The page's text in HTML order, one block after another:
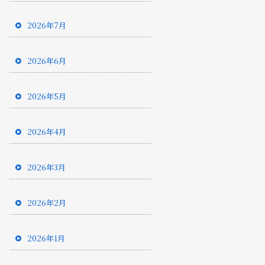
2026年7月
2026年6月
2026年5月
2026年4月
2026年3月
2026年2月
2026年1月